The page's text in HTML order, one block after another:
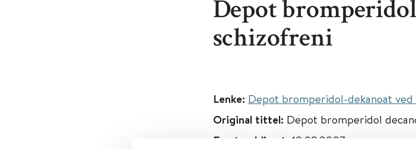
Depot
schizofreni
Lenke: Depot bromperidol-dekanoat ved
Original tittel: Depot bromperidol
Først publisert: 19.09.2007